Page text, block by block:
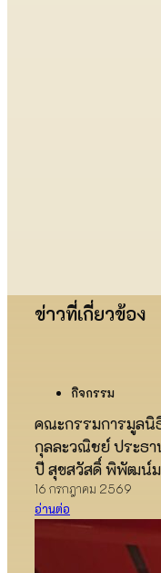
ข่าวที่เกี่ยวข้อง
กิจกรรม
คณะกรรมการมูลนิ
กุลละวณิชย์ ประธ
ปี สุขสวัสดิ์ พิพัฒน์ม
16 กรกฎาคม 2569
อ่านต่อ